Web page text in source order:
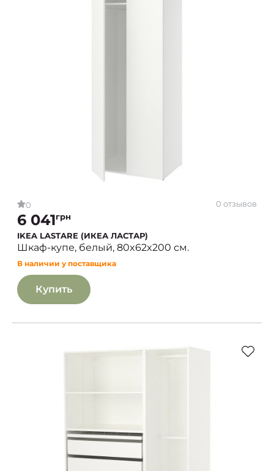
0 0 отзывов
6 041грн
IKEA LASTARE (ИКЕА ЛАСТАР)
Шкаф-купе, белый, 80x62x200 см.
В наличии у поставщика
Купить